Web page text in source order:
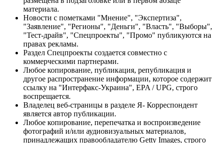
материала.
Новости с пометками "Мнение", "Экспертиза",
"Заявление", "Регионы", "Деньги", "Власть", "Выборы",
"Тест-драйв", "Спецпроекты", "Промо" публикуются на
правах рекламы.
Раздел Спецпроекты создается совместно с
коммерческими партнерами.
Любое копирование, публикация, републикация и
другое распространение информации, которое содержит
ссылку на "Интерфакс-Украина", EPA / UPG, строго
воспрещается.
Владелец веб-страницы в разделе Я- Корреспондент
является автор публикации.
Любое копирование, перепечатка и воспроизведение
фотографий и/или аудиовизуальных материалов,
принадлежащих правообладателю Getty Images, строго